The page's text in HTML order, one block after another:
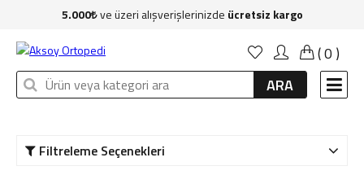
Kadın
Erkek
Çanta
5.000 ve üzeri alışverişlerinizde ücretsiz kargo
(0 )
ARA
Filtreleme Seçenekleri